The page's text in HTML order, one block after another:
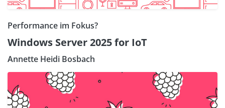
Performance im Fokus?
Windows Server 2025 for IoT
Annette Heidi Bosbach